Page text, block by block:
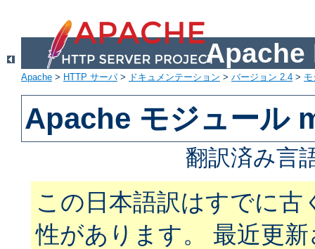
Apache
Apache > HTTP サーバ> ドキュメンテーション > バージョン 2.4 >
Apache モジュール
翻訳済み言
この日本語訳はすでに古
性があります。 最近更